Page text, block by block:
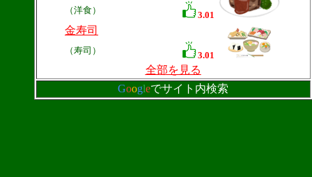
（洋食） 3.01
金寿司
（寿司） 3.01
全部を見る
Googleでサイト内検索